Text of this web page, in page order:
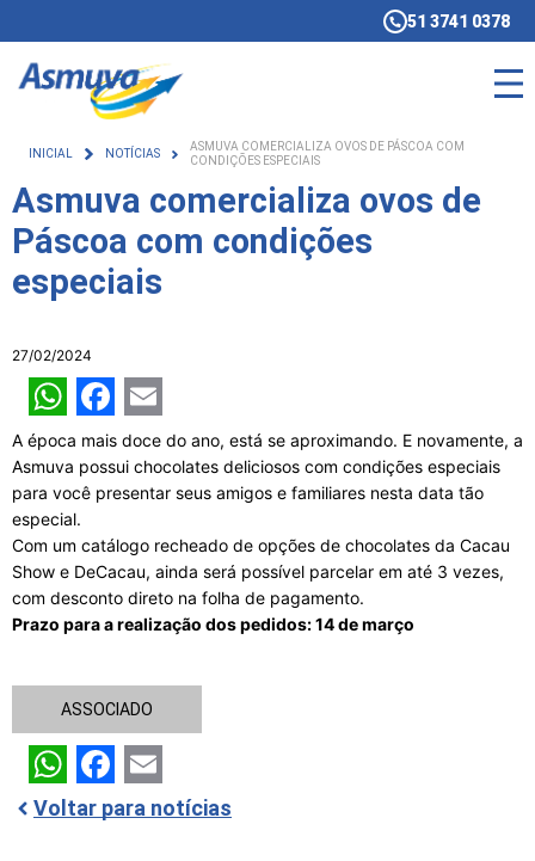
51 3741 0378
INICIAL NOTÍCIAS
ASMUVA COMERCIALIZA OVOS DE PÁSCOA COM
CONDIÇÕES ESPECIAIS
Asmuva comercializa ovos de
Páscoa com condições
especiais
27/02/2024
WhatsApp
Facebook
Email
A época mais doce do ano, está se aproximando. E novamente, a
Asmuva possui chocolates deliciosos com condições especiais
para você presentar seus amigos e familiares nesta data tão
especial.
Com um catálogo recheado de opções de chocolates da Cacau
Show e DeCacau, ainda será possível parcelar em até 3 vezes,
com desconto direto na folha de pagamento.
Prazo para a realização dos pedidos: 14 de março
ASSOCIADO
WhatsApp
Facebook
Email
Voltar para notícias